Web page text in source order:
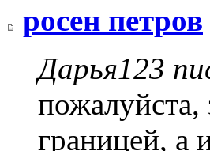
росен петров
Дарья123
пожалуйста,
границей, а